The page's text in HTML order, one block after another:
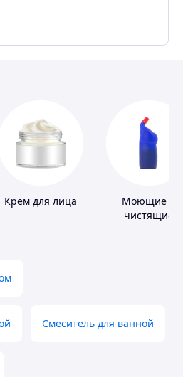
Крем для лица
Моющие и
чистящие
Смеситель для ванной